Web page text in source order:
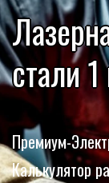
стали
Премиум-
Калькулятор